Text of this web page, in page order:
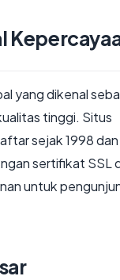
yang dikenal
tinggi. Situs
sejak 1998 dan
sertifikat SSL
untuk